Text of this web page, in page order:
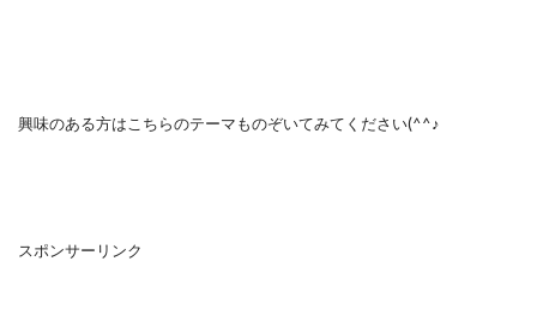
興味のある方はこちらのテーマものぞいてみてください(^^♪
スポンサーリンク